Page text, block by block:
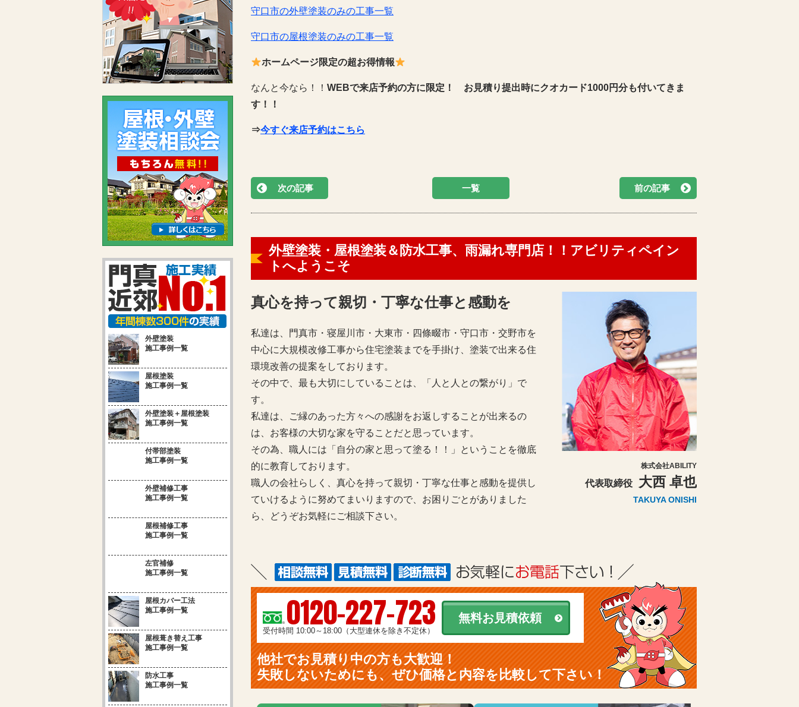
守口市の外壁塗装のみの工事一覧
守口市の屋根塗装のみの工事一覧
ホームページ限定の超お得情報
なんと今なら！！ WEBで来店予約の方に限定！
お見積り提出時にクオカード1000円分も付いてきま
す！！
⇒今すぐ来店予約はこちら
次の記事 一覧 前の記事
外壁塗装・屋根塗装＆防水工事、雨漏れ専門店！！アビリティペイン
トへようこそ
株式会社ABILITY
代表取締役 大西 卓也
TAKUYA ONISHI
真心を持って親切・丁寧な仕事と感動を
私達は、門真市・寝屋川市・大東市・四條畷市・守口市・交野市を
中心に大規模改修工事から住宅塗装までを手掛け、塗装で出来る住
環境改善の提案をしております。
その中で、最も大切にしていることは、「人と人との繋がり」で
す。
私達は、ご縁のあった方々への感謝をお返しすることが出来るの
は、お客様の大切な家を守ることだと思っています。
その為、職人には「自分の家と思って塗る！！」ということを徹底
的に教育しております。
職人の会社らしく、真心を持って親切・丁寧な仕事と感動を提供し
ていけるように努めてまいりますので、お困りごとがありました
ら、どうぞお気軽にご相談下さい。
0120-227-723
受付時間 10:00～18:00（大型連休を除き不定休）
無料お見積依頼
他社でお見積り中の方も大歓迎！
失敗しないためにも、ぜひ価格と内容を比較して下さい！
外壁塗装
施工事例一覧
屋根塗装
施工事例一覧
外壁塗装＋屋根塗装
施工事例一覧
付帯部塗装
施工事例一覧
外壁補修工事
施工事例一覧
屋根補修工事
施工事例一覧
左官補修
施工事例一覧
屋根カバー工法
施工事例一覧
屋根葺き替え工事
施工事例一覧
防水工事
施工事例一覧